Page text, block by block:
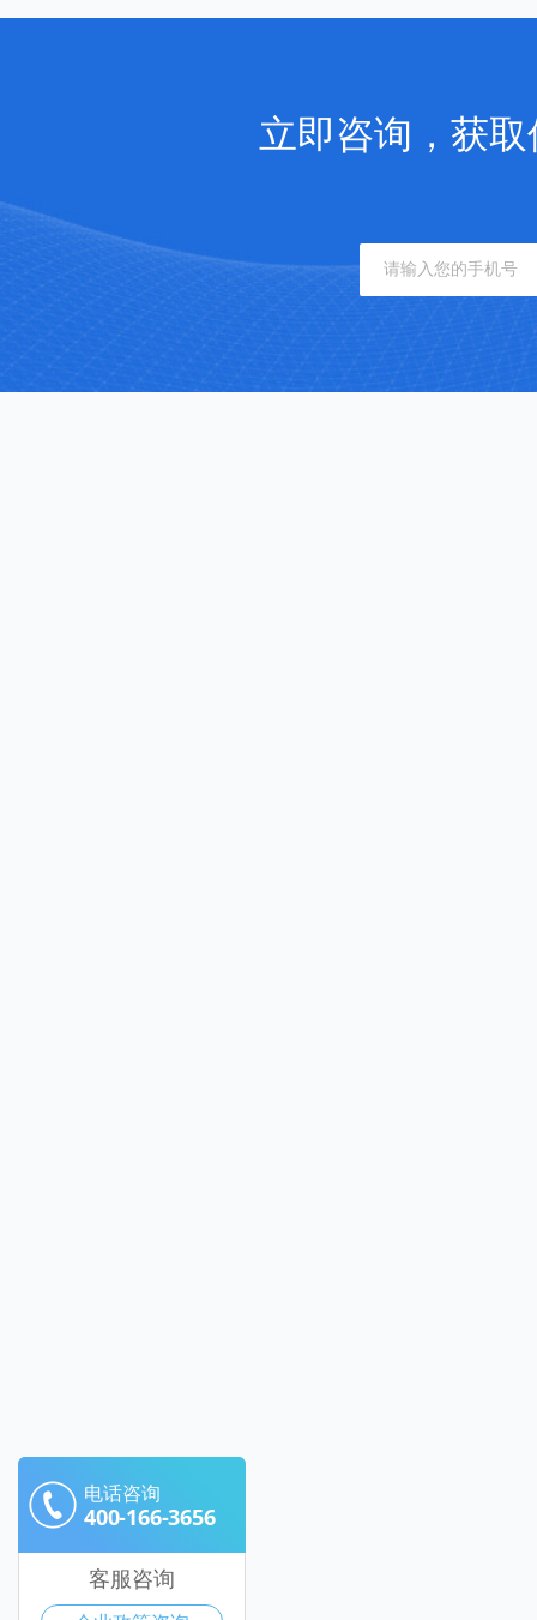
电话咨询
400-166-3656
客服咨询
立即咨询，获